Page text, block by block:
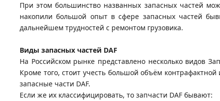
При этом большинство названных запасных частей
накопили большой опыт в сфере запасных частей
дальнейшем трудностей с ремонтом грузовика.
Виды запасных частей DAF
На Российском рынке представлено несколько видов
Кроме того, стоит учесть большой объём
запасные части DAF.
Если же их классифицировать, то запчасти DAF бывают: